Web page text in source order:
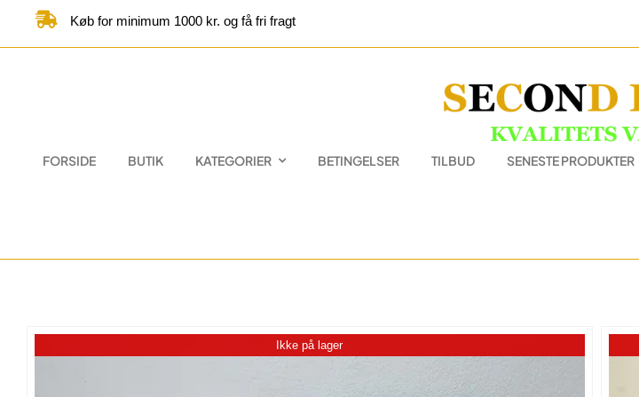
Køb for minimum 1000 kr. og få fri fragt
FORSIDE BUTIK KATEGORIER BETINGELSER TILBUD SENESTE PRODUKTER
Ikke på lager